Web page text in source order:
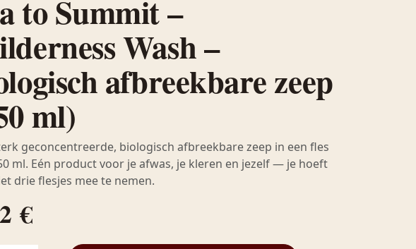
to Summit –
Wash –
afbreekbare zeep
ml)
geconcentreerde, biologisch afbreekbare zeep in een fles
ml. Eén product voor je afwas, je kleren en jezelf — je hoeft
drie flesjes mee te nemen.
€